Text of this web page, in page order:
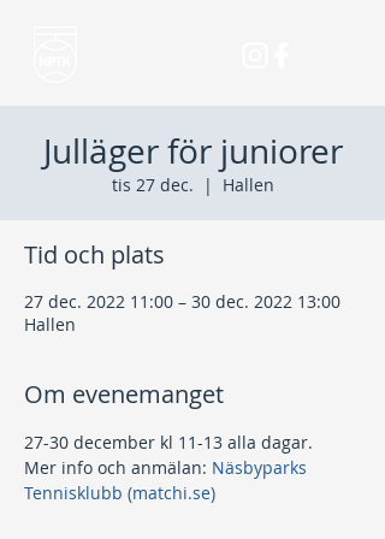
Julläger för juniorer
tis 27 dec.
  |
Hallen
Tid och plats
27 dec. 2022 11:00 – 30 dec. 2022 13:00
Hallen
Om evenemanget
27-30 december kl 11-13 alla dagar.
Mer info och anmälan: Näsbyparks
Tennisklubb (matchi.se)